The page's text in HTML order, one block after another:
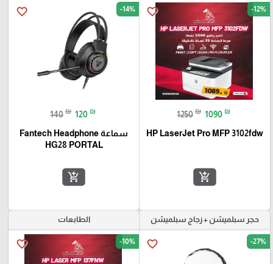
favorite_border -12%
1250 ₪ 1090 ₪
HP LaserJet Pro MFP 3102fdw
add_shopping_cart
favorite_border -14%
140 ₪ 120 ₪
سماعة Fantech Headphone
HG28 PORTAL
add_shopping_cart
حجر سبلميشن + زجاج سبلميشن
favorite_border -27%
الطابعات
favorite_border -10%